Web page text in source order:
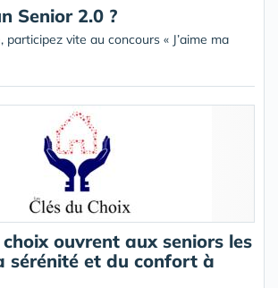
Senior 2.0 ?
participez vite au concours « J’aime ma
choix ouvrent aux seniors les
sérénité et du confort à